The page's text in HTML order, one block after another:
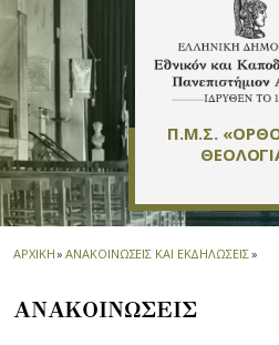
Π.Μ.Σ.
ΑΡΧΙΚΗ» ΑΝΑΚΟΙΝΩΣΕΙΣ ΚΑΙ ΕΚΔΗΛΩΣΕΙΣ»
ΑΝΑΚΟΙΝΩΣΕΙΣ